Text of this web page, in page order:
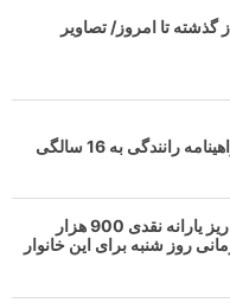
تا امروز/ تصاویر
به 16 سالگی
واریز یارانه نقدی 900 هزار
روز شنبه برای این خانوار